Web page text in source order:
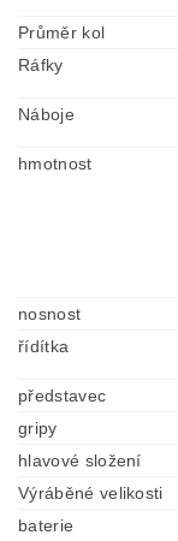
Průměr kol
Ráfky
Náboje
hmotnost
nosnost
řídítka
představec
gripy
hlavové složení
Výráběné velikosti
baterie